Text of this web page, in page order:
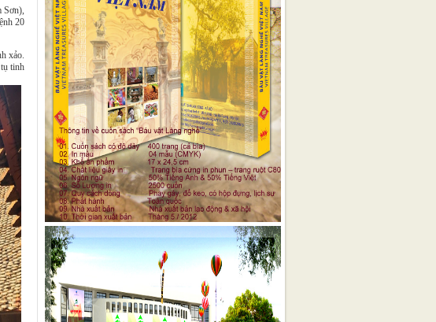
Sơn),
20
xảo.
tinh